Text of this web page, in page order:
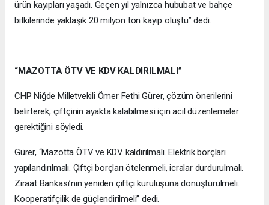
ürün kayıpları yaşadı. Geçen yıl yalnızca hububat ve bahçe
bitkilerinde yaklaşık 20 milyon ton kayıp oluştu” dedi.
“MAZOTTA ÖTV VE KDV KALDIRILMALI”
CHP Niğde Milletvekili Ömer Fethi Gürer, çözüm önerilerini
belirterek, çiftçinin ayakta kalabilmesi için acil düzenlemeler
gerektiğini söyledi.
Gürer, “Mazotta ÖTV ve KDV kaldırılmalı. Elektrik borçları
yapılandırılmalı. Çiftçi borçları ötelenmeli, icralar durdurulmalı.
Ziraat Bankası’nın yeniden çiftçi kuruluşuna dönüştürülmeli.
Kooperatifçilik de güçlendirilmeli” dedi.